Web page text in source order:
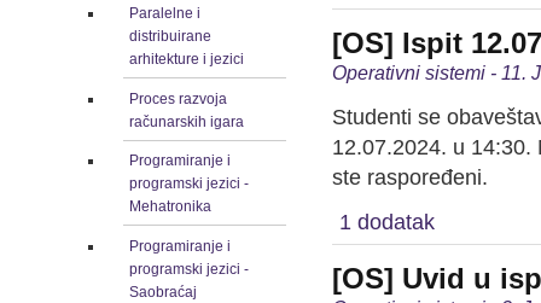
Paralelne i
distribuirane
arhitekture i jezici
Proces razvoja
računarskih igara
Programiranje i
programski jezici -
Mehatronika
Programiranje i
programski jezici -
Saobraćaj
[OS] Ispit
Operativni sistemi - 11.
Studenti se
12.07.2024. u 14:30.
ste raspoređeni.
1 dodatak
[OS] Uvid u